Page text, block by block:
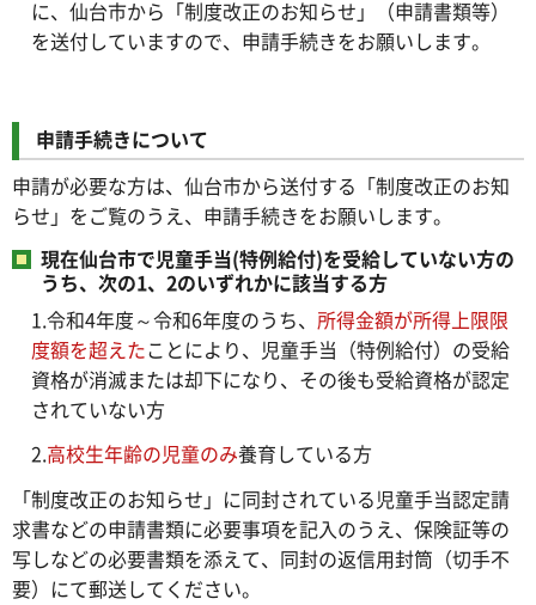
に、仙台市から「制度改正のお知らせ」（申請書類等）
を送付していますので、申請手続きをお願いします。
申請手続きについて
申請が必要な方は、仙台市から送付する「制度改正のお知
らせ」をご覧のうえ、申請手続きをお願いします。
現在仙台市で児童手当(特例給付)を受給していない方の
うち、次の1、2のいずれかに該当する方
1.令和4年度～令和6年度のうち、 所得金額が所得上限限
度額を超えたことにより、児童手当（特例給付）の受給
資格が消滅または却下になり、その後も受給資格が認定
されていない方
2.高校生年齢の児童のみ養育している方
「制度改正のお知らせ」に同封されている児童手当認定請
求書などの申請書類に必要事項を記入のうえ、保険証等の
写しなどの必要書類を添えて、同封の返信用封筒（切手不
要）にて郵送してください。